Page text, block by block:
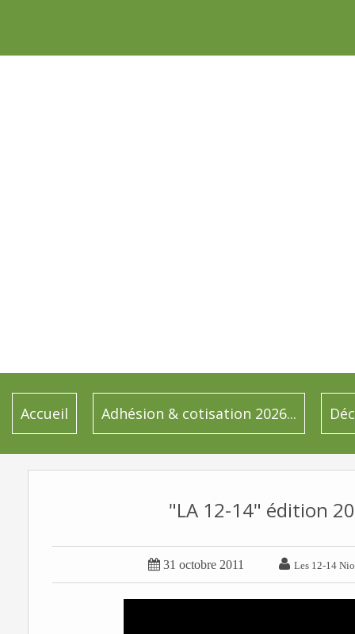
Accueil Adhésion & cotisation 2026...
"LA 12-14" édition
 31 octobre 2011  Les 12-14